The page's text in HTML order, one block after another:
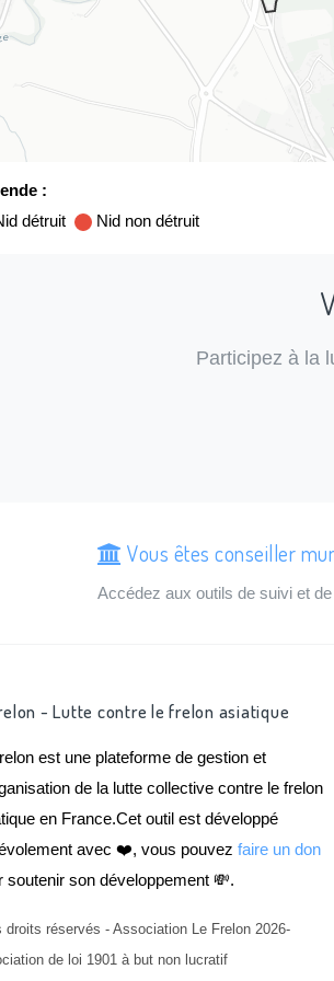
:
détruit
Nid non détruit
Participez à la
Vous êtes conseiller
Accédez aux outils de suivi et
- Lutte contre le frelon asiatique
est une plateforme de gestion et
de la lutte collective contre le frelon
en France.Cet outil est développé
avec ❤️, vous pouvez faire un don
soutenir son développement 💸.
droits réservés - Association Le Frelon 2026-
de loi 1901 à but non lucratif